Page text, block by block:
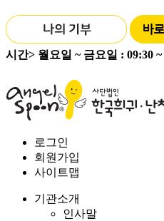
시간> 월요일 ~ 금요일 : 09:30 ~
로그인
회원가입
사이트맵
기관소개
인사말